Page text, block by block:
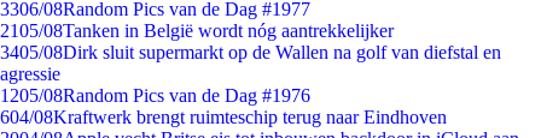
3306/08Random Pics van de Dag #1977
2105/08Tanken in België wordt nóg aantrekkelijker
3405/08Dirk sluit supermarkt op de Wallen na golf van diefstal en
agressie
1205/08Random Pics van de Dag #1976
604/08Kraftwerk brengt ruimteschip terug naar Eindhoven